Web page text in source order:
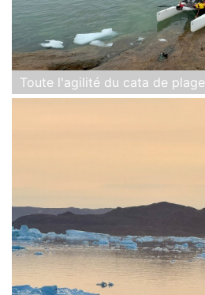
Toute l'agilité du cata de plage